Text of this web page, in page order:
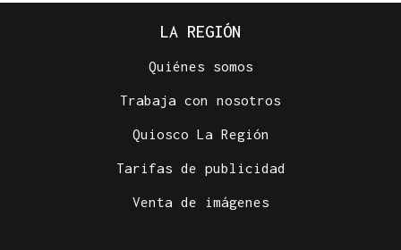
LA REGIÓN
Quiénes somos
Trabaja con nosotros
Quiosco La Región
Tarifas de publicidad
Venta de imágenes